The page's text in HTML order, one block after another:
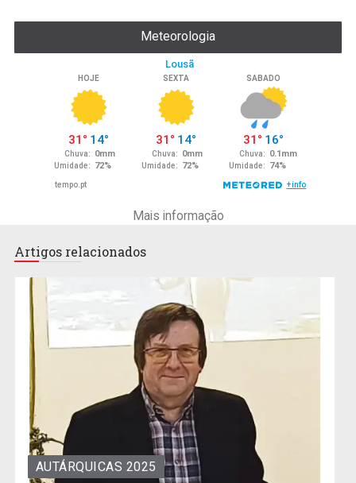
Meteorologia
Mais informação
Artigos relacionados
AUTÁRQUICAS 2025